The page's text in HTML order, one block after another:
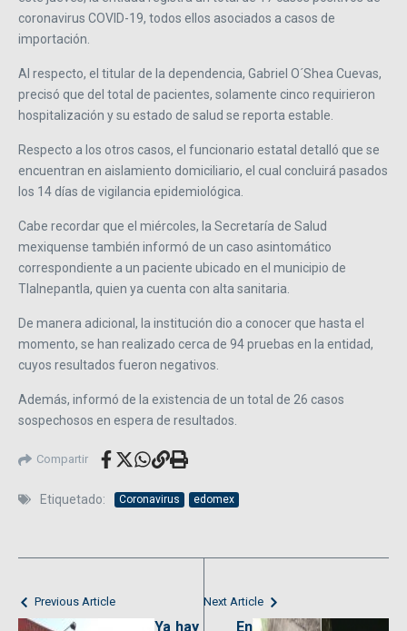
coronavirus COVID-19, todos ellos asociados a casos de
importación.
Al respecto, el titular de la dependencia, Gabriel O´Shea Cuevas,
precisó que del total de pacientes, solamente cinco requirieron
hospitalización y su estado de salud se reporta estable.
Respecto a los otros casos, el funcionario estatal detalló que se
encuentran en aislamiento domiciliario, el cual concluirá pasados
los 14 días de vigilancia epidemiológica.
Cabe recordar que el miércoles, la Secretaría de Salud
mexiquense también informó de un caso asintomático
correspondiente a un paciente ubicado en el municipio de
Tlalnepantla, quien ya cuenta con alta sanitaria.
De manera adicional, la institución dio a conocer que hasta el
momento, se han realizado cerca de 94 pruebas en la entidad,
cuyos resultados fueron negativos.
Además, informó de la existencia de un total de 26 casos
sospechosos en espera de resultados.
Compartir
Etiquetado: Coronavirus edomex
Previous Article
Ya hay
Next Article
En